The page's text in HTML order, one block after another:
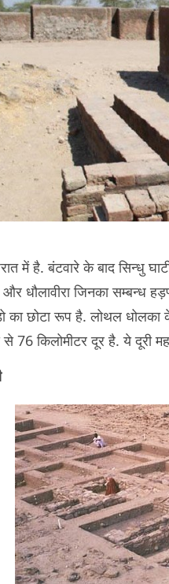
में है. बंटवारे के बाद सिन्धु
धौलावीरा जिनका सम्बन्ध
का छोटा रूप है. लोथल
से 76 किलोमीटर दूर है. ये